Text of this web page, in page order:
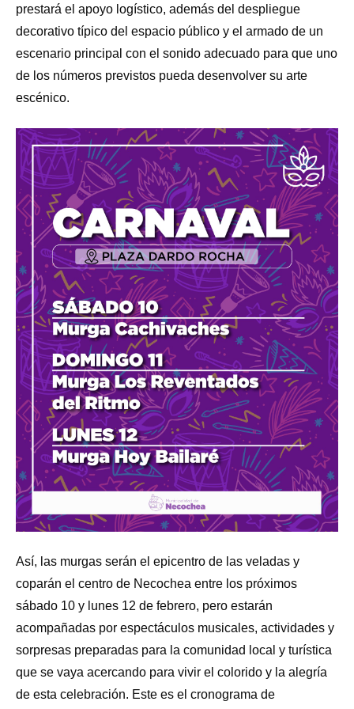
prestará el apoyo logístico, además del despliegue
decorativo típico del espacio público y el armado de un
escenario principal con el sonido adecuado para que uno
de los números previstos pueda desenvolver su arte
escénico.
Así, las murgas serán el epicentro de las veladas y
coparán el centro de Necochea entre los próximos
sábado 10 y lunes 12 de febrero, pero estarán
acompañadas por espectáculos musicales, actividades y
sorpresas preparadas para la comunidad local y turística
que se vaya acercando para vivir el colorido y la alegría
de esta celebración. Este es el cronograma de